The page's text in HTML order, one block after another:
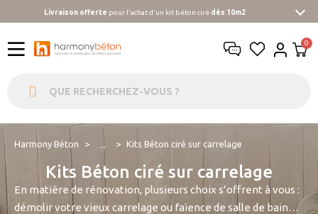
Livraison offerte pour l'achat d'un kit béton ciré dès 10m2
Harmony Béton ... Kits Béton ciré sur carrelage
Kits Béton ciré sur carrelage
En matière de rénovation, plusieurs choix s’offrent à vous :
démolir votre vieux carrelage ou faïence de salle de bain…